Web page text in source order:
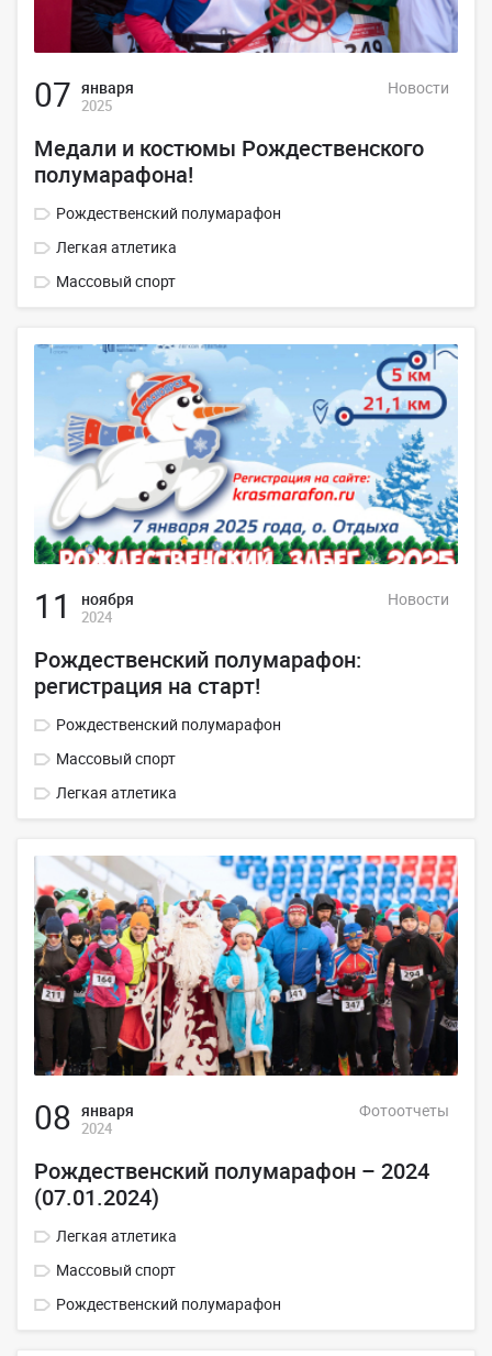
07 января
2025
Новости
Медали и костюмы Рождественского
полумарафона!
Рождественский полумарафон
Легкая атлетика
Массовый спорт
11 ноября
2024
Новости
Рождественский полумарафон:
регистрация на старт!
Рождественский полумарафон
Массовый спорт
Легкая атлетика
08 января
2024
Фотоотчеты
Рождественский полумарафон – 2024
(07.01.2024)
Легкая атлетика
Массовый спорт
Рождественский полумарафон